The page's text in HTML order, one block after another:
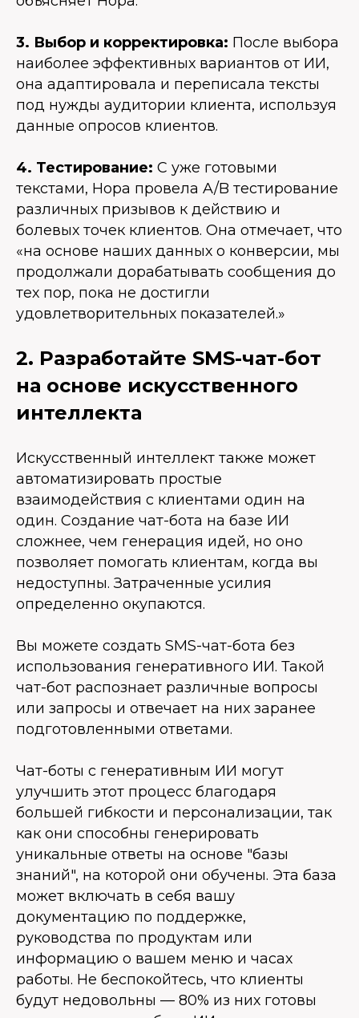
3. Выбор и корректировка: После выбора
наиболее эффективных вариантов от ИИ,
она адаптировала и переписала тексты
под нужды аудитории клиента, используя
данные опросов клиентов.
4. Тестирование: С уже готовыми
текстами, Нора провела A/B тестирование
различных призывов к действию и
болевых точек клиентов. Она отмечает, что
«на основе наших данных о конверсии, мы
продолжали дорабатывать сообщения до
тех пор, пока не достигли
удовлетворительных показателей.»
2. Разработайте SMS-чат-бот
на основе искусственного
интеллекта
Искусственный интеллект также может
автоматизировать простые
взаимодействия с клиентами один на
один. Создание чат-бота на базе ИИ
сложнее, чем генерация идей, но оно
позволяет помогать клиентам, когда вы
недоступны. Затраченные усилия
определенно окупаются.
Вы можете создать SMS-чат-бота без
использования генеративного ИИ. Такой
чат-бот распознает различные вопросы
или запросы и отвечает на них заранее
подготовленными ответами.
Чат-боты с генеративным ИИ могут
улучшить этот процесс благодаря
большей гибкости и персонализации, так
как они способны генерировать
уникальные ответы на основе "базы
знаний", на которой они обучены. Эта база
может включать в себя вашу
документацию по поддержке,
руководства по продуктам или
информацию о вашем меню и часах
работы. Не беспокойтесь, что клиенты
будут недовольны — 80% из них готовы